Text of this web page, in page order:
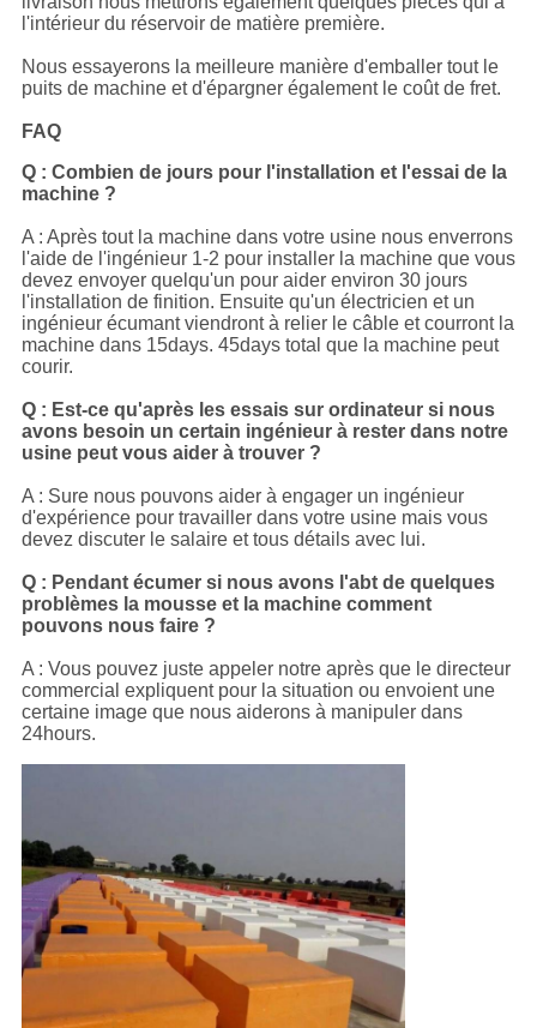
l'intérieur du réservoir de matière première.
Nous essayerons la meilleure manière d'emballer tout le
puits de machine et d'épargner également le coût de fret.
FAQ
Q : Combien de jours pour l'installation et l'essai de la
machine ?
A : Après tout la machine dans votre usine nous enverrons
l'aide de l'ingénieur 1-2 pour installer la machine que vous
devez envoyer quelqu'un pour aider environ 30 jours
l'installation de finition. Ensuite qu'un électricien et un
ingénieur écumant viendront à relier le câble et courront la
machine dans 15days. 45days total que la machine peut
courir.
Q : Est-ce qu'après les essais sur ordinateur si nous
avons besoin un certain ingénieur à rester dans notre
usine peut vous aider à trouver ?
A : Sure nous pouvons aider à engager un ingénieur
d'expérience pour travailler dans votre usine mais vous
devez discuter le salaire et tous détails avec lui.
Q : Pendant écumer si nous avons l'abt de quelques
problèmes la mousse et la machine comment
pouvons nous faire ?
A : Vous pouvez juste appeler notre après que le directeur
commercial expliquent pour la situation ou envoient une
certaine image que nous aiderons à manipuler dans
24hours.